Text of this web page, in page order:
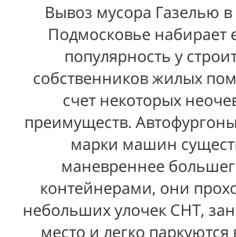
Вывоз мусора Газелью
Подмосковье набирает
популярность у
собственников жилых
счет некоторых
преимуществ.
марки машин
маневреннее
контейнерами, они
небольших улочек СНТ,
место и легко паркуются